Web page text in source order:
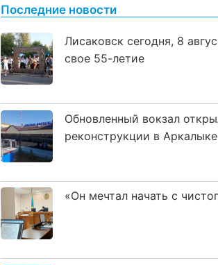
Последние новости
Лисаковск сегодня, 8
свое 55-летие
Обновленный вокзал
реконструкции в Аркалыке
«Он мечтал начать с